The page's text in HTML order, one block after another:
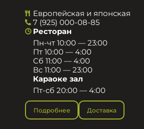
Европейская и японская
7 (925) 000-08-85
Ресторан
Пн-чт 10:00 — 23:00
Пт 10:00 — 4:00
Сб 11:00 — 4:00
Вс 11:00 — 23:00
Караоке зал
Пт-сб 20:00 — 4:00
Подробнее Доставка